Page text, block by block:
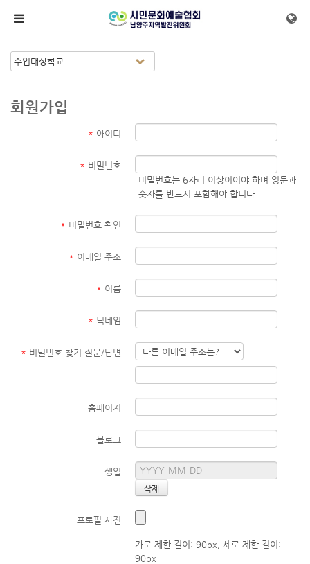
회원가입
* 아이디
* 비밀번호
비밀번호는 6자리 이상이어야 하며 영문과
숫자를 반드시 포함해야 합니다.
* 비밀번호 확인
* 이메일 주소
* 이름
* 닉네임
* 비밀번호 찾기 질문/답변
홈페이지
블로그
생일
프로필 사진
가로 제한 길이: 90px, 세로 제한 길이:
90px